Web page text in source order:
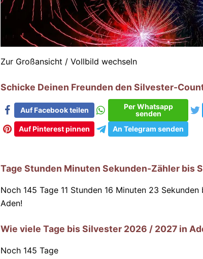
Zur Großansicht / Vollbild wechseln
Schicke Deinen Freunden den Silvester-
Auf Facebook teilen
Per Whatsapp
senden
Auf Pinterest pinnen An Telegram senden
Tage Stunden Minuten Sekunden-Zähler bis
Noch 145 Tage 11 Stunden 16 Minuten 21 Sekunden
Aden!
Wie viele Tage bis Silvester 2026 / 2027 in
Noch 145 Tage